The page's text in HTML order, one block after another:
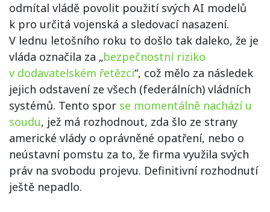
odmítal vládě povolit použití svých AI modelů
k pro určitá vojenská a sledovací nasazení.
V lednu letošního roku to došlo tak daleko, že je
vláda označila za „bezpečnostní riziko
v dodavatelském řetězci“, což mělo za následek
jejich odstavení ze všech (federálních) vládních
systémů. Tento spor se momentálně nachází u
soudu, jež má rozhodnout, zda šlo ze strany
americké vlády o oprávněné opatření, nebo o
neústavní pomstu za to, že firma využila svých
práv na svobodu projevu. Definitivní rozhodnutí
ještě nepadlo.